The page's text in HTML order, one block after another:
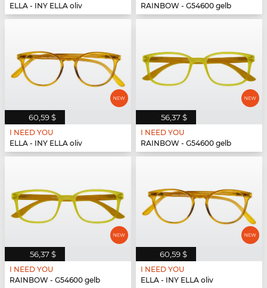
ELLA - INY ELLA oliv
RAINBOW - G54600 gelb
60,59 $
I NEED YOU
ELLA - INY ELLA oliv
56,37 $
I NEED YOU
RAINBOW - G54600 gelb
56,37 $
I NEED YOU
RAINBOW - G54600 gelb
60,59 $
I NEED YOU
ELLA - INY ELLA oliv